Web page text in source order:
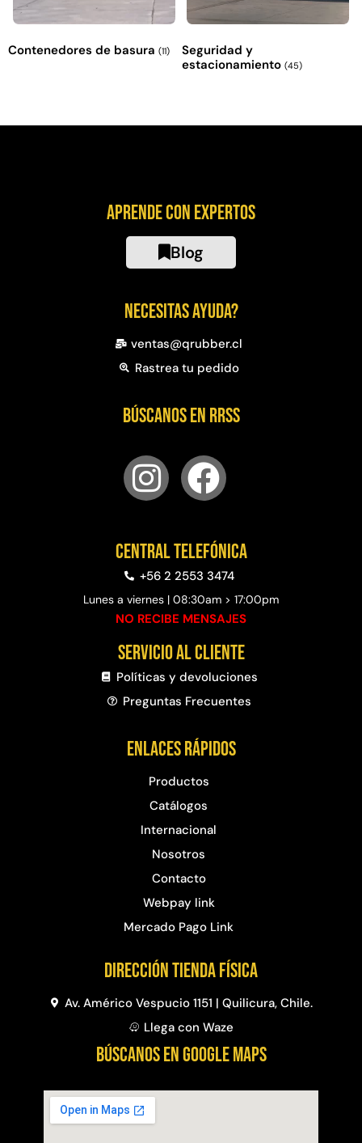
Contenedores de basura (11)
Seguridad y
estacionamiento (45)
Aprende con expertos
Blog
Necesitas ayuda?
ventas@qrubber.cl
Rastrea tu pedido
Búscanos en RRSS
Central telefónica
+56 2 2553 3474
Lunes a viernes | 08:30am > 17:00pm
NO RECIBE MENSAJES
Servicio al cliente
Políticas y devoluciones
Preguntas Frecuentes​
Enlaces rápidos
Productos
Catálogos
Internacional
Nosotros
Contacto
Webpay link
Mercado Pago Link
Dirección Tienda física
Av. Américo Vespucio 1151 | Quilicura, Chile.
Llega con Waze
BÚSCANOS EN GOOGLE MAPS